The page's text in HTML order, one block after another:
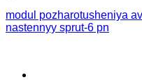
modul pozharotusheniya
nastennyy sprut-6 pn